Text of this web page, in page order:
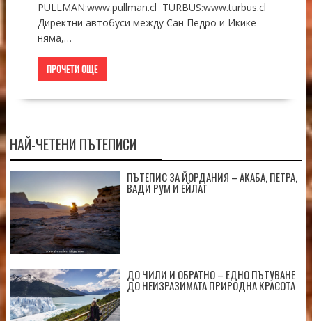
PULLMAN:www.pullman.cl TURBUS:www.turbus.cl
Директни автобуси между Сан Педро и Икике
няма,…
ПРОЧЕТИ ОЩЕ
НАЙ-ЧЕТЕНИ ПЪТЕПИСИ
ПЪТЕПИС ЗА ЙОРДАНИЯ – АКАБА, ПЕТРА,
ВАДИ РУМ И ЕЙЛАТ
ДО ЧИЛИ И ОБРАТНО – ЕДНО ПЪТУВАНЕ
ДО НЕИЗРАЗИМАТА ПРИРОДНА КРАСОТА